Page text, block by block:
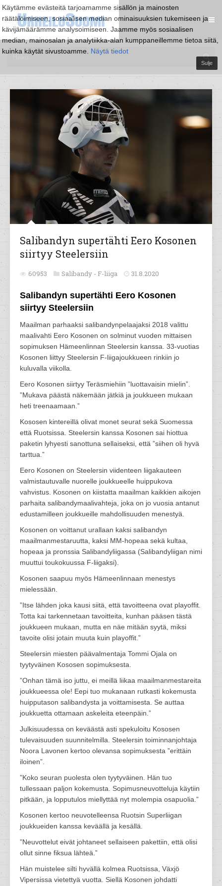
Käytämme evästeitä tarjoamamme sisällön ja mainosten
räätälöimiseen, sosiaalisen median ominaisuuksien tukemiseen ja
kävijämäärämme analysoimiseen. Jaamme myös sosiaalisen
median, mainosalan ja analytiikka-alan kumppaneillemme tietoa siitä,
kuinka käytät sivustoamme. Näytä tiedot
Sulje
Salibandyn supertähti Eero Kosonen
siirtyy Steelersiin
60953 Salibandy - F-liiga 31.8.2020
Salibandyn supertähti Eero Kosonen
siirtyy Steelersiin
Maailman parhaaksi salibandynpelaajaksi 2018 valittu
maalivahti Eero Kosonen on solminut vuoden mittaisen
sopimuksen Hämeenlinnan Steelersin kanssa. 33-vuotias
Kosonen liittyy Steelersin F-liigajoukkueen rinkiin jo
kuluvalla viikolla.
Eero Kosonen siirtyy Teräsmiehiin ”luottavaisin mielin”.
”Mukava päästä näkemään jätkiä ja joukkueen mukaan
heti treenaamaan.”
Kososen kintereillä olivat monet seurat sekä Suomessa
että Ruotsissa. Steelersin kanssa Kosonen sai hiottua
paketin lyhyesti sanottuna sellaiseksi, että ”siihen oli hyvä
tarttua.”
Eero Kosonen on Steelersin viidenteen liigakauteen
valmistautuvalle nuorelle joukkueelle huippukova
vahvistus. Kosonen on kiistatta maailman kaikkien aikojen
parhaita salibandymaalivahteja, joka on jo vuosia antanut
edustamilleen joukkueille mahdollisuuden menestyä.
Kosonen on voittanut urallaan kaksi salibandyn
maailmanmestaruutta, kaksi MM-hopeaa sekä kultaa,
hopeaa ja pronssia Salibandyliigassa (Salibandyliigan nimi
muuttui toukokuussa F-liigaksi).
Kosonen saapuu myös Hämeenlinnaan menestys
mielessään.
”Itse lähden joka kausi siitä, että tavoitteena ovat playoffit.
Totta kai tarkennetaan tavoitteita, kunhan pääsen tästä
joukkueen mukaan, mutta en näe mitään syytä, miksi
tavoite olisi jotain muuta kuin playoffit.”
Steelersin miesten päävalmentaja Tommi Ojala on
tyytyväinen Kososen sopimuksesta.
”Onhan tämä iso juttu, ei meillä liikaa maailmanmestareita
joukkueessa ole! Eepi tuo mukanaan rutkasti kokemusta
huipputason salibandysta ja voittamisesta. Se auttaa
joukkuetta ottamaan askeleita eteenpäin.”
Julkisuudessa on keväästä asti spekuloitu Kososen
tulevaisuuden suunnitelmilla. Steelersin toiminnanjohtaja
Noora Lavonen kertoo olevansa sopimuksesta ”erittäin
iloinen”.
”Koko seuran puolesta olen tyytyväinen. Hän tuo
tullessaan paljon kokemusta. Sopimusneuvotteluja käytiin
pitkään, ja lopputulos miellyttää nyt molempia osapuolia.”
Kosonen kertoo neuvotelleensa Ruotsin Superliigan
joukkueiden kanssa keväällä ja kesällä.
”Neuvottelut eivät johtaneet sellaiseen pakettiin, että olisi
ollut sinne fiksua lähteä.”
Hän muistelee silti hyvällä kolmea Ruotsissa, Växjö
Vipersissa vietettyä vuotta. Siellä Kosonen johdatti